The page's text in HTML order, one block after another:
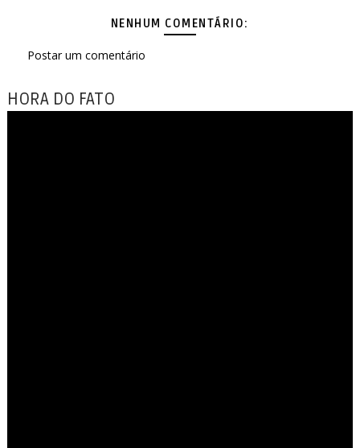
NENHUM COMENTÁRIO:
Postar um comentário
HORA DO FATO